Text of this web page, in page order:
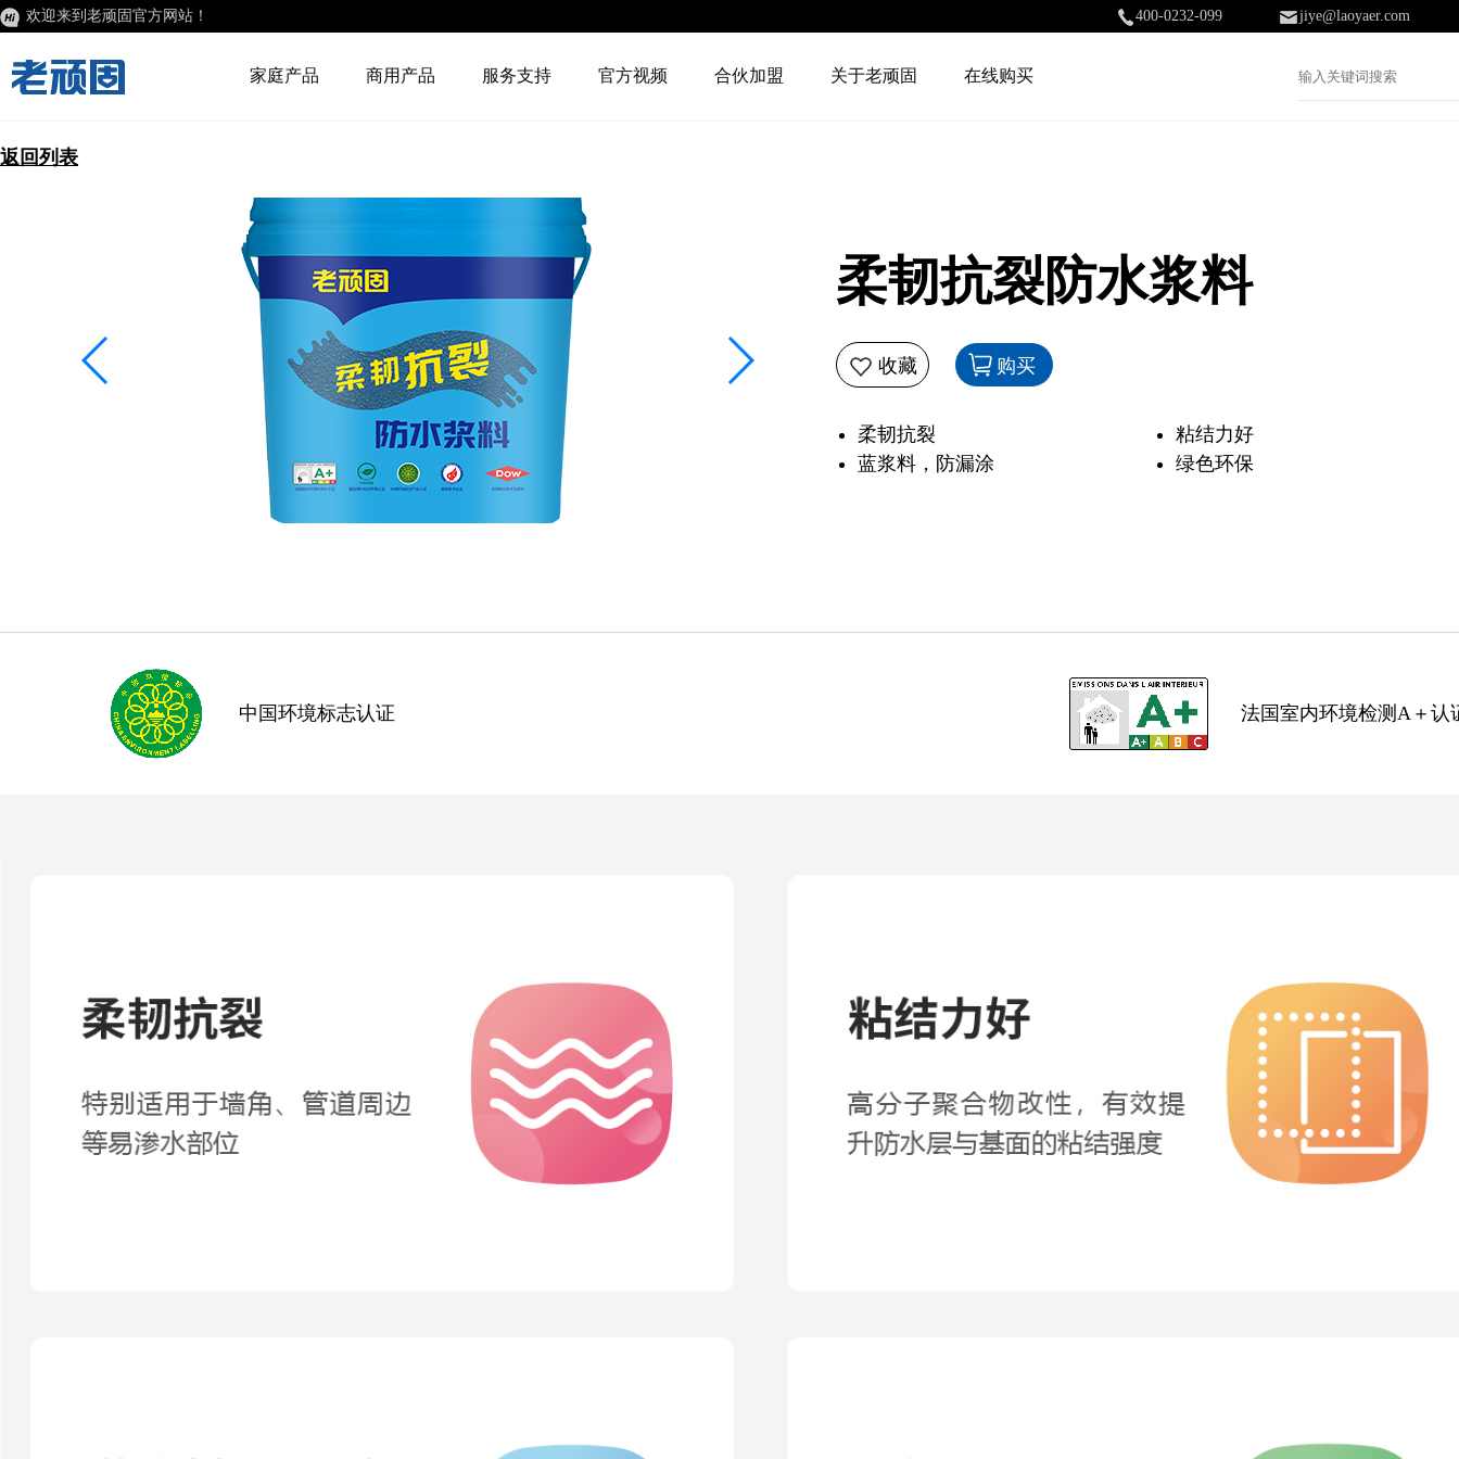
欢迎来到老顽固官方网站！ 400-0232-099 jiye@laoyaer.com
家庭产品 商用产品 服务支持 官方视频 合伙加盟 关于老顽固 在线购买
返回列表
柔韧抗裂防水浆料
收藏 购买
柔韧抗裂
粘结力好
蓝浆料，防漏涂
绿色环保
中国环境标志认证 法国室内环境检测A＋认